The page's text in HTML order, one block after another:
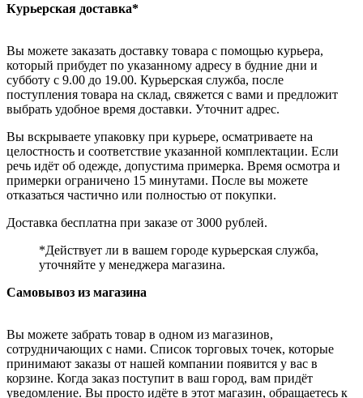
Курьерская доставка*
Вы можете заказать доставку товара с помощью курьера,
который прибудет по указанному адресу в будние дни и
субботу с 9.00 до 19.00. Курьерская служба, после
поступления товара на склад, свяжется с вами и предложит
выбрать удобное время доставки. Уточнит адрес.
Вы вскрываете упаковку при курьере, осматриваете на
целостность и соответствие указанной комплектации. Если
речь идёт об одежде, допустима примерка. Время осмотра и
примерки ограничено 15 минутами. После вы можете
отказаться частично или полностью от покупки.
Доставка бесплатна при заказе от 3000 рублей.
*Действует ли в вашем городе курьерская служба,
уточняйте у менеджера магазина.
Самовывоз из магазина
Вы можете забрать товар в одном из магазинов,
сотрудничающих с нами. Список торговых точек, которые
принимают заказы от нашей компании появится у вас в
корзине. Когда заказ поступит в ваш город, вам придёт
уведомление. Вы просто идёте в этот магазин, обращаетесь к